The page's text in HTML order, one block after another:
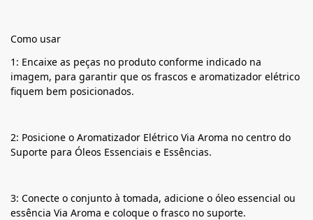
Como usar
1: Encaixe as peças no produto conforme indicado na
imagem, para garantir que os frascos e aromatizador elétrico
fiquem bem posicionados.
2: Posicione o Aromatizador Elétrico Via Aroma no centro do
Suporte para Óleos Essenciais e Essências.
3: Conecte o conjunto à tomada, adicione o óleo essencial ou
essência Via Aroma e coloque o frasco no suporte.